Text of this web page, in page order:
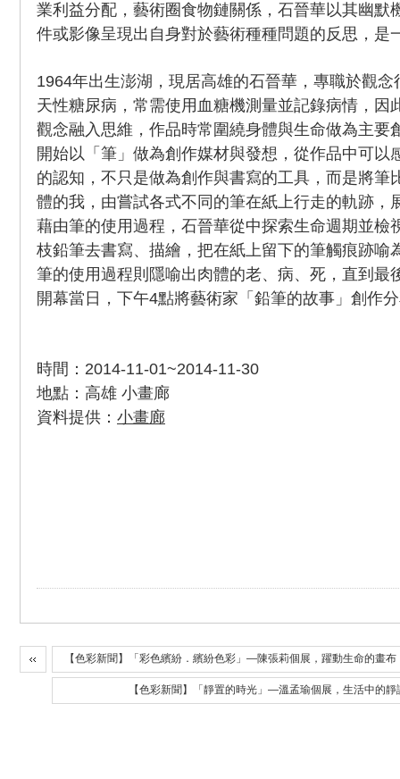
業利益分配，藝術圈食物鏈關係，石晉華以其幽默
件或影像呈現出自身對於藝術種種問題的反思，是
1964年出生澎湖，現居高雄的石晉華，專職於觀
天性糖尿病，常需使用血糖機測量並記錄病情，因
觀念融入思維，作品時常圍繞身體與生命做為主要
開始以「筆」做為創作媒材與發想，從作品中可以
的認知，不只是做為創作與書寫的工具，而是將筆
體的我，由嘗試各式不同的筆在紙上行走的軌跡，
藉由筆的使用過程，石晉華從中探索生命週期並檢
枝鉛筆去書寫、描繪，把在紙上留下的筆觸痕跡喻
筆的使用過程則隱喻出肉體的老、病、死，直到最
開幕當日，下午4點將藝術家「鉛筆的故事」創作
時間：2014-11-01~2014-11-30
地點：高雄 小畫廊
資料提供： 小畫廊
【色彩新聞】「彩色繽紛．繽紛色彩」—陳張莉個展，躍動生命的畫
【色彩新聞】「靜置的時光」—溫孟瑜個展，生活中的